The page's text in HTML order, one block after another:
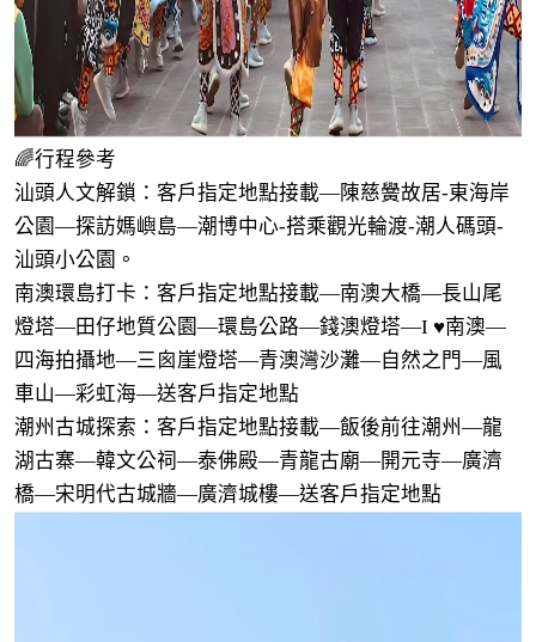
🌈行程參考
汕頭人文解鎖：客戶指定地點接載—陳慈黌故居-東海岸
公園—探訪媽嶼島—潮博中心-搭乘觀光輪渡-潮人碼頭-
汕頭小公園。
南澳環島打卡：客戶指定地點接載—南澳大橋—長山尾
燈塔—田仔地質公園—環島公路—錢澳燈塔—I ♥南澳—
四海拍攝地—三囪崖燈塔—青澳灣沙灘—自然之門—風
車山—彩虹海—送客戶指定地點
潮州古城探索：客戶指定地點接載—飯後前往潮州—龍
湖古寨—韓文公祠—泰佛殿—青龍古廟—開元寺—廣濟
橋—宋明代古城牆—廣濟城樓—送客戶指定地點